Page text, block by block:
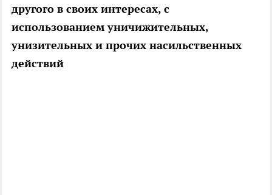
другого в своих интересах, с
использованием уничижительных,
унизительных и прочих насильственных
действий